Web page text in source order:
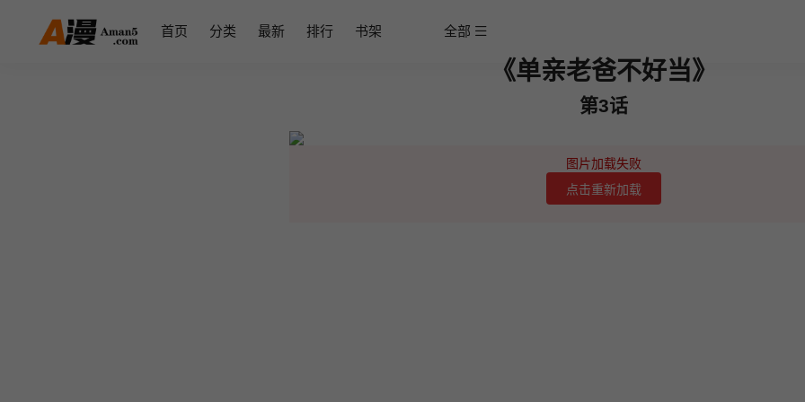
首页 分类 最新 排行 书架 全部
《单亲老爸不好当》
第3话
图片加载失败
点击重新加载